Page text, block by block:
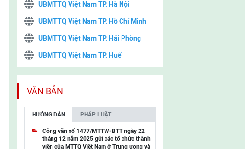
UBMTTQ Việt Nam TP. Hà Nội
UBMTTQ Việt Nam TP. Hồ Chí Minh
UBMTTQ Việt Nam TP. Hải Phòng
UBMTTQ Việt Nam TP. Huế
UBMTTQ Việt Nam TP. Cần Thơ
UBMTTQ Việt Nam tỉnh Quảng Ninh
UBMTTQ Việt Nam tỉnh Cao Bằng
UBMTTQ Việt Nam tỉnh Lạng Sơn
VĂN BẢN
HƯỚNG DẪN PHÁP LUẬT
Công văn số 1477/MTTW-BTT ngày 22
tháng 12 năm 2025 gửi các tổ chức thành
viên của MTTQ Việt Nam ở Trung ương và